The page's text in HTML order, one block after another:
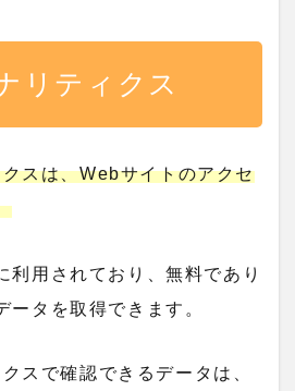
リティクス
スは、Webサイトのアクセ
利用されており、無料であり
ータを取得できます。
スで確認できるデータは、